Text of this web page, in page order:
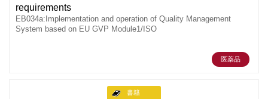
requirements
EB034a:Implementation and operation of Quality Management
System based on EU GVP Module1/ISO
医薬品
書籍